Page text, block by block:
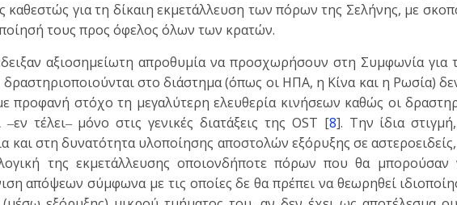
καθεστώς για τη δίκαιη εκμετάλλευση των πόρων της Σελήνης, με
τους προς όφελος όλων των κρατών.
αξιοσημείωτη απροθυμία να προσχωρήσουν στη Συμφωνία για
δραστηριοποιούνται στο διάστημα (όπως οι ΗΠΑ, η Κίνα και η Ρωσία)
προφανή στόχο τη μεγαλύτερη ελευθερία κινήσεων καθώς οι
τέλει‒ μόνο στις γενικές διατάξεις της OST [8]. Την ίδια
και στη δυνατότητα υλοποίησης αποστολών εξόρυξης σε
της εκμετάλλευσης οποιονδήποτε πόρων που θα μπορούσαν
απόψεων σύμφωνα με τις οποίες δε θα πρέπει να θεωρηθεί